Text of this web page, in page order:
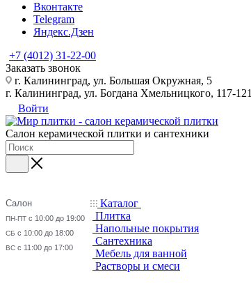
Вконтакте
Telegram
Яндекс.Дзен
+7 (4012) 31-22-00
Заказать звонок
г. Калининград, ул. Большая Окружная, 5
г. Калининград, ул. Богдана Хмельницкого, 117-121
Войти
Салон керамической плитки и сантехники
Салон
ПН-ПТ с 10:00 до 19:00
СБ с 10:00 до 18:00
ВС с 11:00 до 17:00
Каталог
Плитка
Напольные покрытия
Сантехника
Мебель для ванной
Растворы и смеси